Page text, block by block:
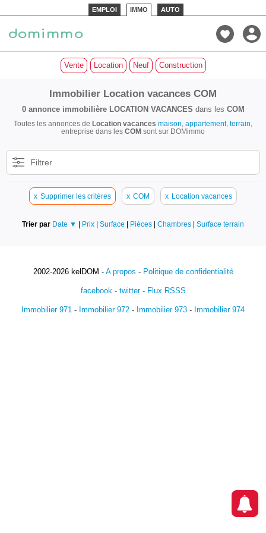
EMPLOI IMMO AUTO
Vente Location Neuf Construction
Immobilier Location vacances COM
0 annonce immobilière LOCATION VACANCES dans les COM
Toutes les annonces de Location vacances maison appartement, terrain
entreprise dans les COM sont sur DOMimmo
Filtrer
x Supprimer les critères x COM x Location vacances
Trier par Date ▼ | Prix | Surface | Pièces | Chambres | Surface terrain
2002-2026 kelDOM - A propos - Politique de confidentialité
facebook- twitter- Flux RSSS
Immobilier 971 - Immobilier 972 - Immobilier 973 - Immobilier 974